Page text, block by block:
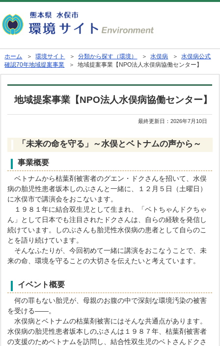
ホーム ＞環境サイト ＞分類から探す（環境） ＞水俣病 ＞水俣病公式
確認70年地域提案事業 ＞ 地域提案事業【NPO法人水俣病協働センター】
地域提案事業【NPO法人水俣病協働センター】
最終更新日：2026年7月10日
「未来の命を守る」～水俣とベトナムの声から～
事業概要
ベトナムから枯葉剤被害者のグエン・ドクさんを招いて、水俣
病の胎児性患者坂本しのぶさんと一緒に、１２月５日（土曜日）
に水俣市で講演会をおこないます。
１９８１年に結合双生児として生まれ、「ベトちゃんドクちゃ
ん」として日本でも注目されたドクさんは、自らの経験を発信し
続けています。しのぶさんも胎児性水俣病の患者として自らのこ
とを語り続けています。
そんなふたりが、今回初めて一緒に講演をおこなうことで、未
来の命、環境を守ることの大切さを伝えたいと考えています。
イベント概要
何の罪もない胎児が、母親のお腹の中で深刻な環境汚染の被害
を受ける――。
水俣病とベトナムの枯葉剤被害にはそんな共通点があります。
水俣病の胎児性患者坂本しのぶさんは１９８７年、枯葉剤被害者
の支援のためベトナムを訪問し、結合性双生児のベトさんドクさ